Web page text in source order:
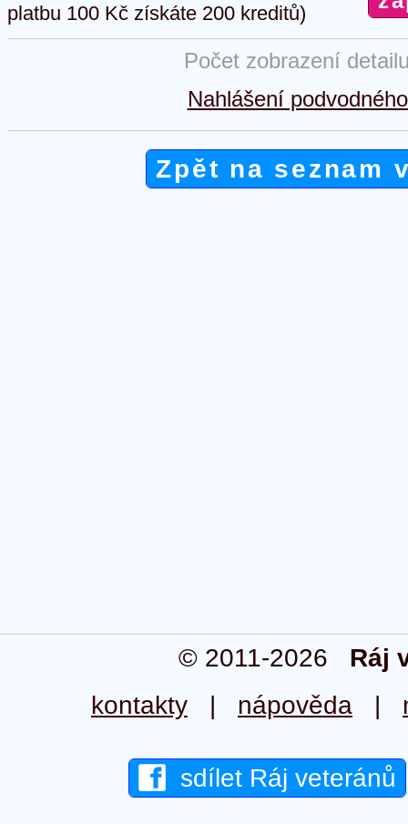
platbu 100 Kč získáte 200 kreditů)
Počet zobrazení
Nahlášení
Zpět na seznam
© 2011-2026 Ráj
kontakty | nápověda |
sdílet Ráj veteránů